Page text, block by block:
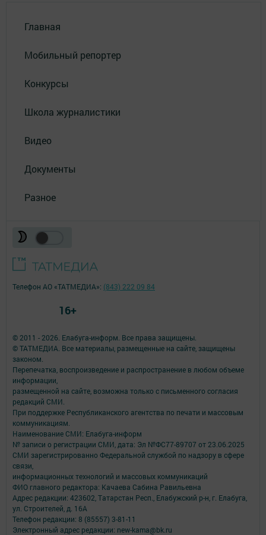
Главная
Мобильный репортер
Конкурсы
Школа журналистики
Видео
Документы
Разное
© 2011 - 2026. Елабуга-информ. Все права защищены.
© ТАТМЕДИА. Все материалы, размещенные на сайте, защищены
законом.
Перепечатка, воспроизведение и распространение в любом объеме
информации,
размещенной на сайте, возможна только с письменного согласия
редакций СМИ.
При поддержке Республиканского агентства по печати и массовым
коммуникациям.
Наименование СМИ: Елабуга-информ
№ записи о регистрации СМИ, дата: Эл №ФС77-89707 от 23.06.2025
СМИ зарегистрированно Федеральной службой по надзору в сфере
связи,
информационных технологий и массовых коммуникаций
ФИО главного редактора: Качаева Сабина Равильевна
Адрес редакции: 423602, Татарстан Респ., Елабужский р-н, г. Елабуга,
ул. Строителей, д. 16А
Телефон редакции: 8 (85557) 3-81-11
Электронный адрес редакции: new-kama@bk.ru
Телефон АО «ТАТМЕДИА»: (843) 222 09 84
16+